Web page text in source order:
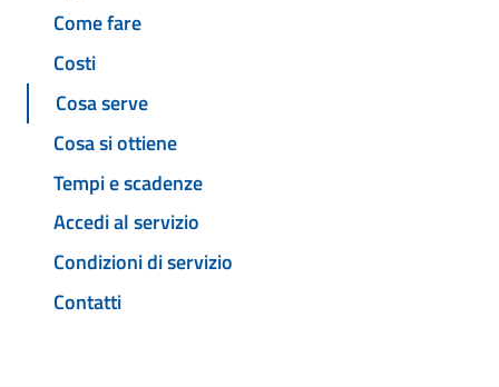
Come fare
Costi
Cosa serve
Cosa si ottiene
Tempi e scadenze
Accedi al servizio
Condizioni di servizio
Contatti